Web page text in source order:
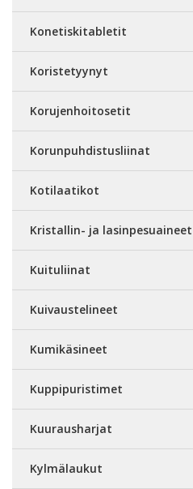
Konetiskitabletit
Koristetyynyt
Korujenhoitosetit
Korunpuhdistusliinat
Kotilaatikot
Kristallin- ja lasinpesuaineet
Kuituliinat
Kuivaustelineet
Kumikäsineet
Kuppipuristimet
Kuurausharjat
Kylmälaukut